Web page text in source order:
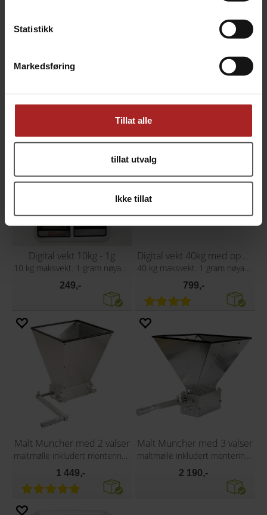
Statistikk
Markedsføring
Tillat alle
tillat utvalg
Ikke tillat
TILBEHØR
Digital vekt 10kg - 1g
249,-
Digital vekt 40kg med oppladbart batteri
799,-
Malt Muncher med 2 valser
maltmølle inkludert monteringsbrett
1 449,-
Malt Muncher med 3 valser
maltmølle inkludert monteringsbrett
2 190,-